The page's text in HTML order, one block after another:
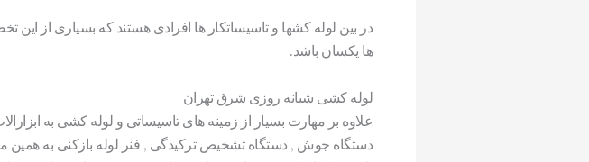
در بین لوله کشها و تاسیساتکار ها افرادی هستند که بسیاری از این
ها یکسان باشد.
لوله کشی شبانه روزی شرق تهران
علاوه بر مهارت بسیار از زمینه های تاسیساتی و لوله کشی به
دستگاه جوش , دستگاه تشخیص ترکیدگی , فنر لوله بازکنی به